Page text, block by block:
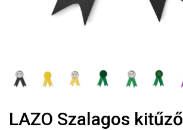
LAZO Szalagos kitűző